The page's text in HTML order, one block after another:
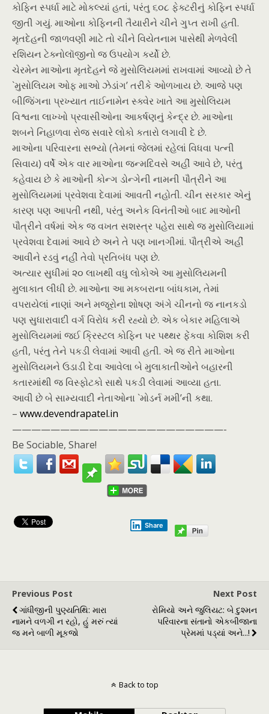
કોફિન સ્પર્ધા માટે મોકલ્યાં હતાં, પરંતુ ૬૦૮ ફેક્ટરીનું કોફિન સ્પર્ધા
જીતી ગયું. માઓના કોફિનની તૈયારીને ચીને ગુપ્ત રાખી હતી.
મૃતદેહની જાળવણી માટે તો ચીને વિયેતનામ પાસેથી મેળવેલી
રશિયન ટેક્નોલૉજીનો જ ઉપયોગ કર્યો છે.
ચેરમેન માઓના મૃતદેહને જે મુસોલિયમમાં રાખવામાં આવ્યો છે તે
`મુસોલિયમ ઓફ માઓ ઝેડાંગ’ તરીકે ઓળખાય છે. આજે પણ
બીજિંગના પ્રખ્યાત તાઈનામેન સ્ક્વેર ખાતે આ મુસોલિયમ
વિશ્વના લાખ્ખો પ્રવાસીઓના આકર્ષણનું કેન્દ્ર છે. માઓના
શબને નિહાળવા રોજ સવારે લોકો કતારો લગાવી દે છે.
માઓના પરિવારના સભ્યો (તેમનાં જેલમાં રહેલાં વિધવા પત્ની
સિવાય) વર્ષે એક વાર માઓના જન્મદિવસે અહીં આવે છે, પરંતુ
કહેવાય છે કે માઓની કોન્ગ ડોન્ગેની નામની પૌત્રીને આ
મુસોલિયમમાં પ્રવેશવા દેવામાં આવતી નહોતી. ચીન સરકાર એનું
કારણ પણ આપતી નથી, પરંતુ અનેક વિનંતીઓ બાદ માઓની
પૌત્રીને વર્ષમાં એક જ વખત સશસ્ત્ર પહેરા સાથે જ મુસોલિયામાં
પ્રવેશવા દેવામાં આવે છે અને તે પણ ખાનગીમાં. પૌત્રીએ અહીં
આવીને રડવું નહીં તેવો પ્રતિબંધ પણ છે.
અત્યાર સુધીમાં ૨૦ લાખથી વધુ લોકોએ આ મુસોલિયમની
મુલાકાત લીધી છે. માઓના આ મકબરાના બાંધકામ, તેમાં
વપરાયેલાં નાણાં અને મજૂરોના શોષણ અંગે ચીનનો જ નાનકડો
પણ સુધારાવાદી વર્ગ વિરોધ કરી રહ્યો છે. એક બેકાર મહિલાએ
મુસોલિયમમાં જઈ ક્રિસ્ટલ કોફિન પર પથ્થર ફેંકવા કોશિશ કરી
હતી, પરંતુ તેને પકડી લેવામાં આવી હતી. એ જ રીતે માઓના
મુસોલિયમને ઉડાડી દેવા આવેલા બે મુલાકાતીઓને બહારની
કતારમાંથી જ વિસ્ફોટકો સાથે પકડી લેવામાં આવ્યા હતા.
આવી છે બે સામ્યવાદી નેતાઓના `મોડર્ન મમી’ની કથા.
– www.devendrapatel.in
——————————————————————-
Be Sociable, Share!
Share
Previous Post
ગાંધીજીની પુણ્યતિથિ: મારા
નામને વળગી ન રહો, હું મરું ત્યાં
જ મને બાળી મૂકજો
Next Post
રોમિયો અને જુલિયટ: બે દુશ્મન
પરિવારના સંતાનો એકબીજાના
પ્રેમમાં પડ્યાં અને...!
Back to top